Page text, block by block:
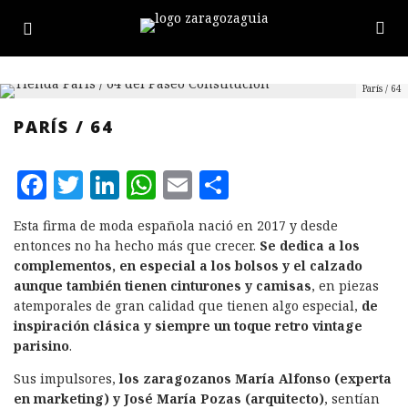
París / 64
PARÍS / 64
F
a
c
e
b
o
o
k
T
w
it
te
r
L
i
n
k
e
d
n
W
h
at
s
A
p
E
m
ai
l
o
m
p
a
rt
Esta firma de moda española nació en 2017 y desde
entonces no ha hecho más que crecer. Se dedica a los
complementos, en especial a los bolsos y el calzado
aunque también tienen cinturones y camisas, en piezas
atemporales de gran calidad que tienen algo especial, de
inspiración clásica y siempre un toque retro vintage
parisino.
Sus impulsores,los zaragozanos María Alfonso (experta
en marketing) y José María Pozas (arquitecto), sentían